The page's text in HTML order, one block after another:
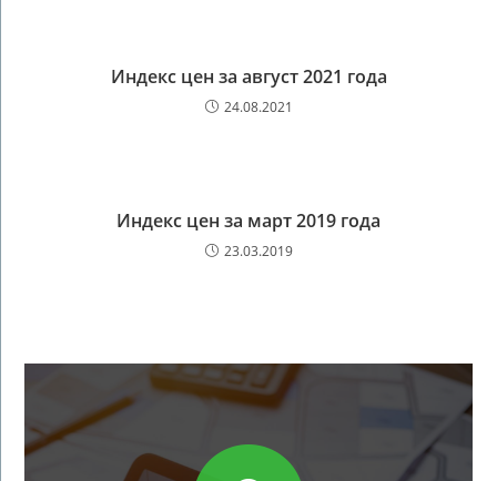
Индекс цен за август 2021 года
24.08.2021
Индекс цен за март 2019 года
23.03.2019